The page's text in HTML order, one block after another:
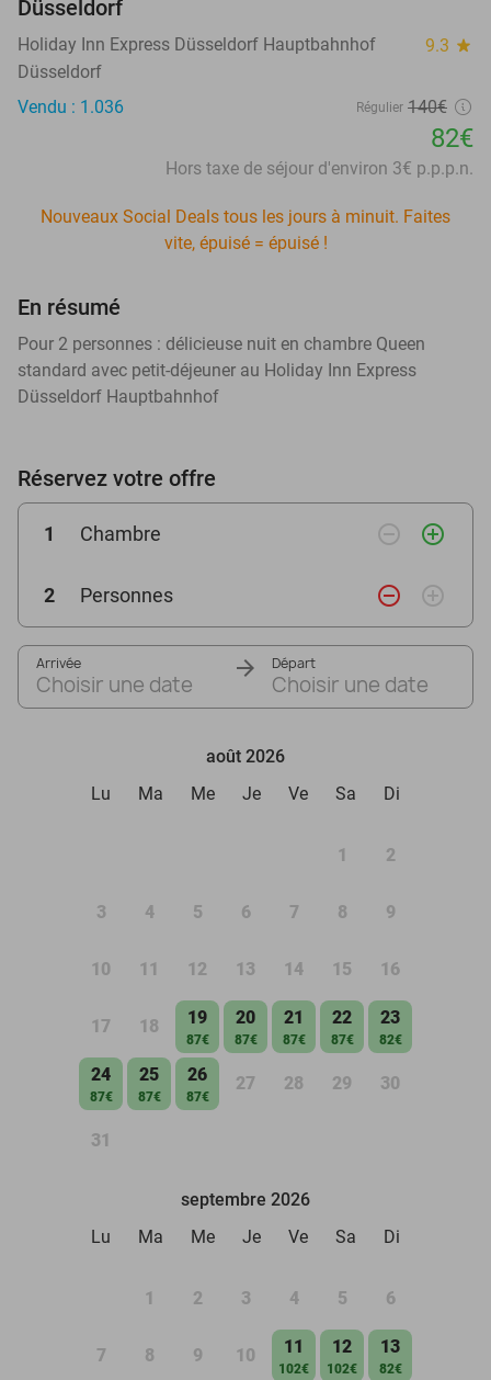
Düsseldorf
Holiday Inn Express Düsseldorf Hauptbahnhof 9.3 star
Düsseldorf
Vendu : 1.036
Régulier 140€
82€
Hors taxe de séjour d'environ 3€ p.p.p.n.
Nouveaux Social Deals tous les jours à minuit. Faites
vite, épuisé = épuisé !
En résumé
Pour 2 personnes : délicieuse nuit en chambre Queen
standard avec petit-déjeuner au Holiday Inn Express
Düsseldorf Hauptbahnhof
Réservez votre offre
1 Chambre remove_circle_outline add_circle_outline
2 Personnes remove_circle_outline add_circle_outline
Arrivée
Choisir une date
Départ
Choisir une date
août 2026
Lu
Ma Me Je Ve Sa Di
1 2
3 4 5 6 7 8 9
10 11 12 13 14 15 16
17 18 19
87€
20
87€
21
87€
22
87€
23
82€
24
87€
25
87€
26
87€
27 28 29 30
31
septembre 2026
Lu
Ma Me Je Ve Sa Di
1 2 3 4 5 6
7 8 9 10 11
102€
12
102€
13
82€